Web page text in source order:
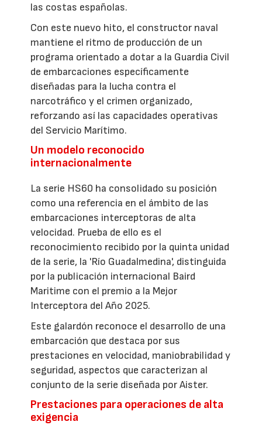
las costas españolas.
Con este nuevo hito, el constructor naval
mantiene el ritmo de producción de un
programa orientado a dotar a la Guardia Civil
de embarcaciones específicamente
diseñadas para la lucha contra el
narcotráfico y el crimen organizado,
reforzando así las capacidades operativas
del Servicio Marítimo.
Un modelo reconocido
internacionalmente
La serie HS60 ha consolidado su posición
como una referencia en el ámbito de las
embarcaciones interceptoras de alta
velocidad. Prueba de ello es el
reconocimiento recibido por la quinta unidad
de la serie, la 'Río Guadalmedina', distinguida
por la publicación internacional Baird
Maritime con el premio a la Mejor
Interceptora del Año 2025.
Este galardón reconoce el desarrollo de una
embarcación que destaca por sus
prestaciones en velocidad, maniobrabilidad y
seguridad, aspectos que caracterizan al
conjunto de la serie diseñada por Aister.
Prestaciones para operaciones de alta
exigencia